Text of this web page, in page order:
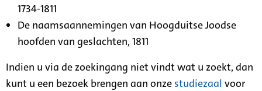
1734-1811
De naamsaannemingen van Hoogduitse Joodse
hoofden van geslachten, 1811
Indien u via de zoekingang niet vindt wat u zoekt, dan
kunt u een bezoek brengen aan onze studiezaal voor